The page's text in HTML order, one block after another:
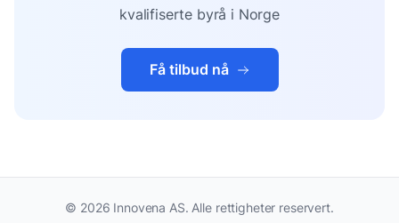
kvalifiserte byrå i Norge
Få tilbud nå
© 2026 Innovena AS. Alle rettigheter reservert.